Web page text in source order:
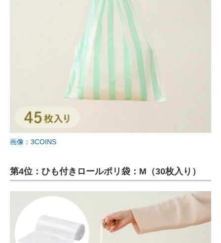
画像：3COINS
第4位：ひも付きロールポリ袋：M（30枚入り）